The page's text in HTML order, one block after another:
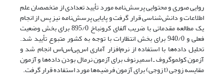
روایی صوری و محتوایی پرسش‌نامه مورد تأیید تعدادی از متخصصان علم
اطلاعات و دانش‌شناسی قرار گرفت و پایایی پرسش‌نامه نیز پس از انجام
یک مطالعه مقدماتی با ضریب آلفای کرونباخ 895/0 برای بخش وضعیت
فعلی و 940/0 برای بخش انتظارات با توجه به کشور متبوع تأیید شد.
تحلیل داده‌ها با استفاده از نرم‌افزار آماری اس‌پی‌اس‌اس انجام شد و
آزمون کولموگروف ـ اسمیرنوف برای آزمون نرمال بودن داده‌ها و آزمون
مقایسه زوجی (t زوجی) برای آزمون فرضیه‌ها مورد استفاده قرار گرفت.